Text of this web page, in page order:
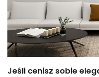
Jeśli cenisz sobie